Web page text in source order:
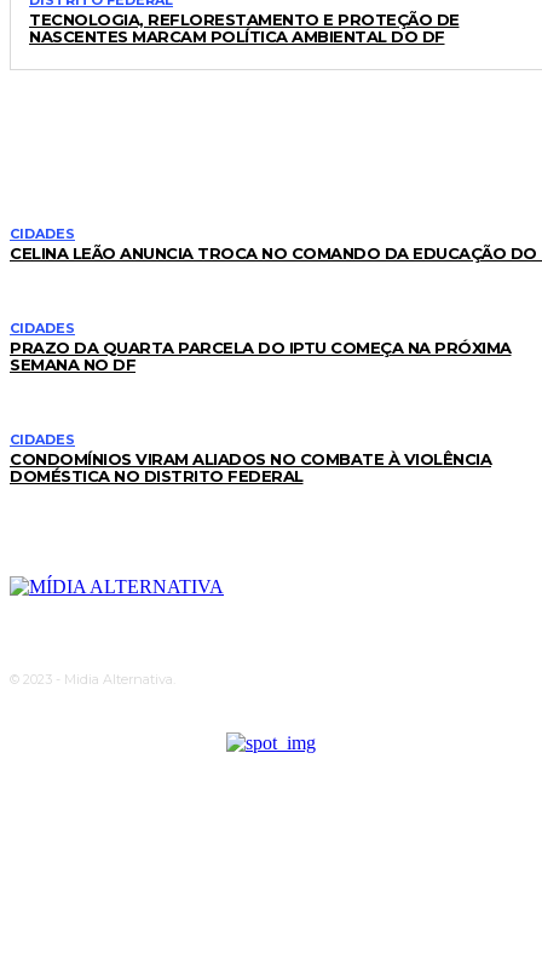
TECNOLOGIA, REFLORESTAMENTO E PROTEÇÃO DE
NASCENTES MARCAM POLÍTICA AMBIENTAL DO DF
CIDADES
CELINA LEÃO ANUNCIA TROCA NO COMANDO DA EDUCAÇÃO DO
CIDADES
PRAZO DA QUARTA PARCELA DO IPTU COMEÇA NA PRÓXIMA
SEMANA NO DF
CIDADES
CONDOMÍNIOS VIRAM ALIADOS NO COMBATE À VIOLÊNCIA
DOMÉSTICA NO DISTRITO FEDERAL
© 2023 - Midia Alternativa.